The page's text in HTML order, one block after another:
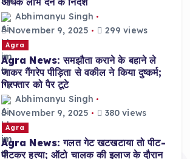
Abhimanyu Singh
November 9, 2025
299 views
Agra
Agra News: समझौता कराने के बहाने ले
जाकर गैंगरेप पीड़िता से वकील ने किया दुष्कर्म;
गिरफ्तार को पैर टूटे
Abhimanyu Singh
November 9, 2025
380 views
Agra
Agra News: गलत गेट खटखटाया तो पीट-
पीटकर हत्या; ऑटो चालक की इलाज के दौरान